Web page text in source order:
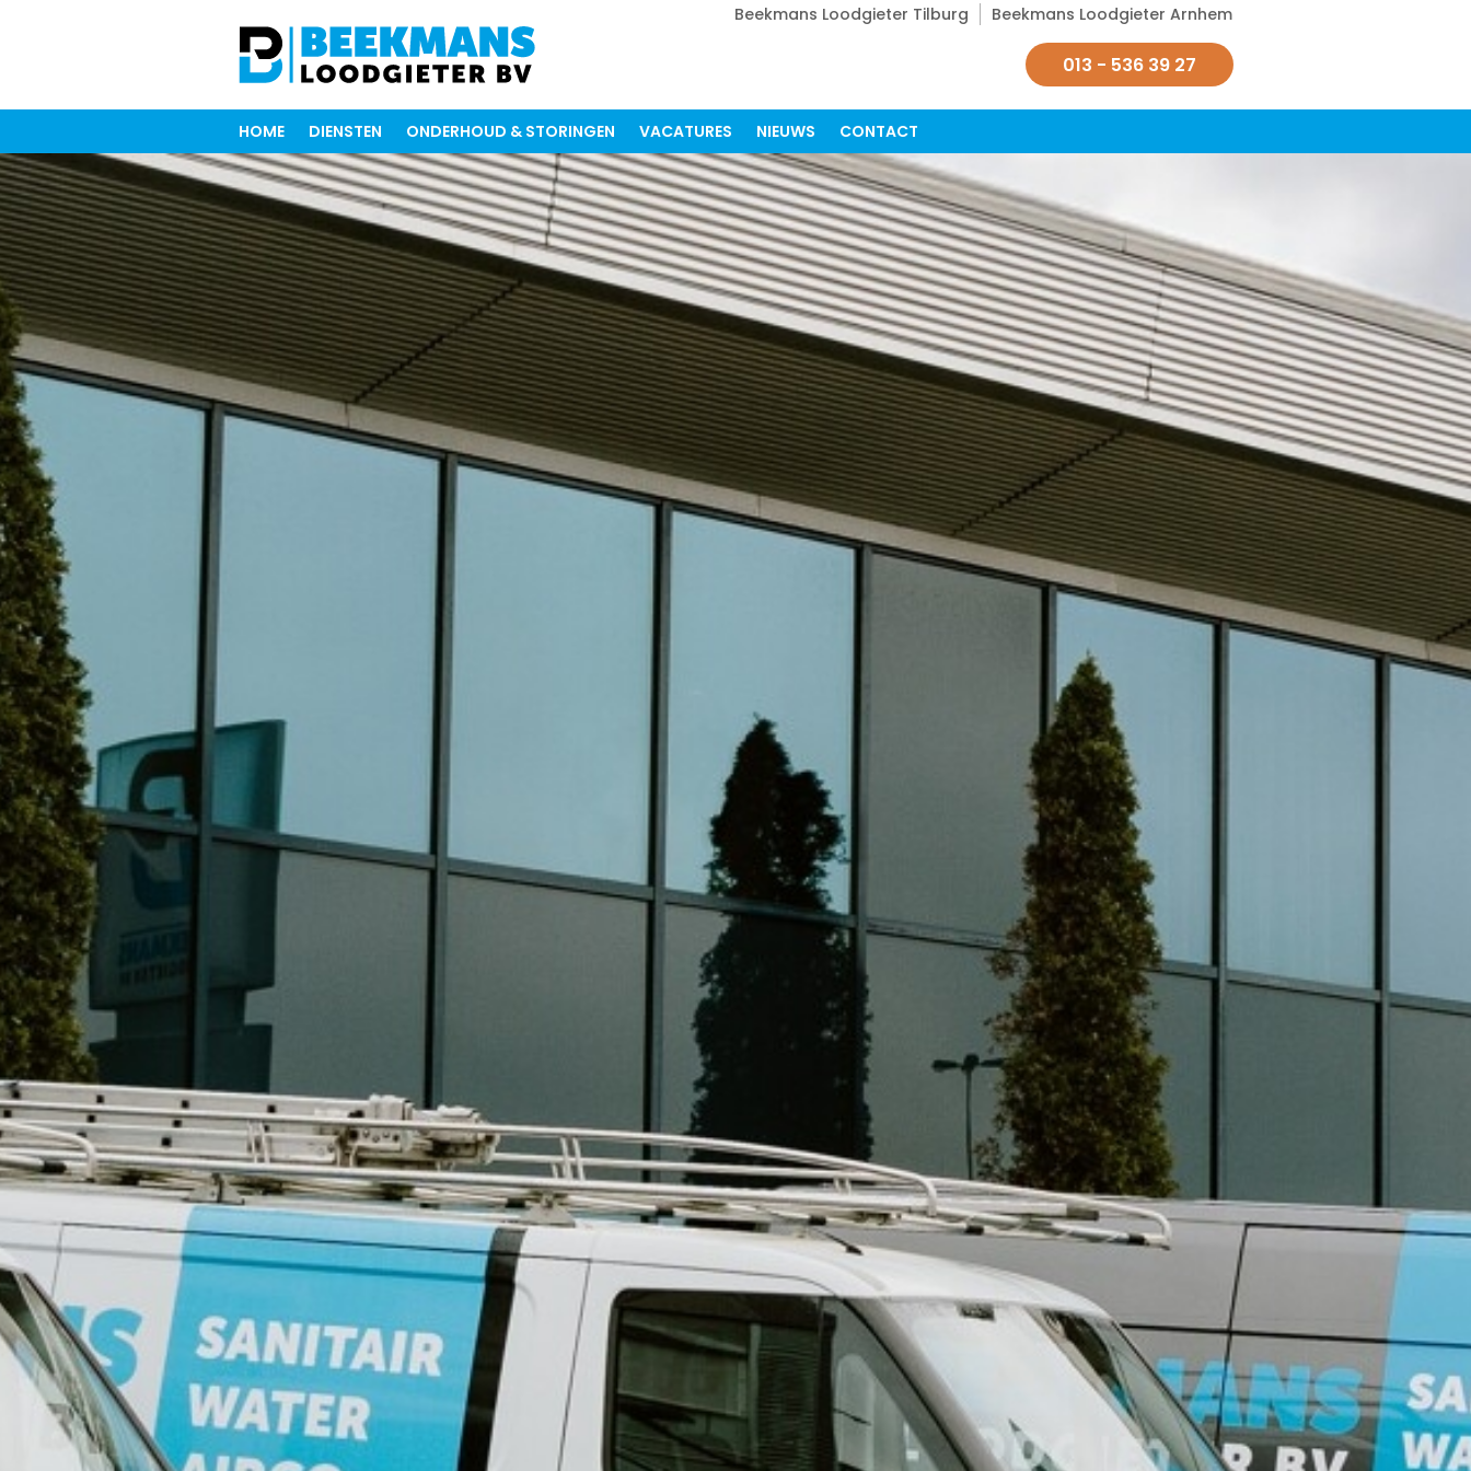
Beekmans Loodgieter Tilburg Beekmans Loodgieter Arnhem
013 - 536 39 27
HOME DIENSTEN ONDERHOUD & STORINGEN VACATURES NIEUWS CONTACT